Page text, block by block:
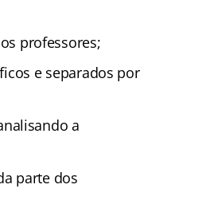
professores;
e separados por
a
parte dos